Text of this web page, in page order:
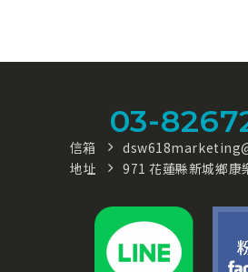
03-
信箱
地址
971 花蓮縣新城鄉康